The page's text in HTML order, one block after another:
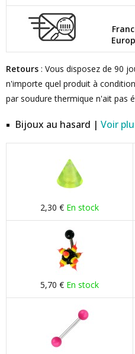
Retours : Vous disposez de 90
n'importe quel produit à
par soudure thermique n'ait pas
Bijoux au hasard | Voir
2,30 € En stock
5,70 € En stock